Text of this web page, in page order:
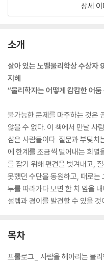
상세
소개
살아 있는 노벨물리학상 수상자
지혜
“물리학자는 어떻게 캄캄한 어
불가능한 문제를 마주하는 것은
않을 수 없다. 이 책에서 만날 사
삼은 사람들이다. 질문과 부딪치
에 한계를 조금씩 밀어내는 희열
를 잡기 위해 편견을 벗겨내고,
못했던 수단을 동원하고, 때로는
투를 따라가다 보면 한 치 앞을
설렘과 경이를 발견할 수 있을 것
목차
프롤로그_ 사람을 헤아리는 물